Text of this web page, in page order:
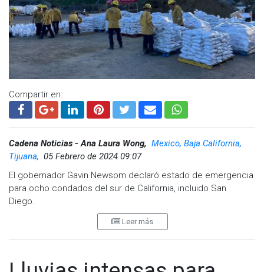
Compartir en:
Cadena Noticias - Ana Laura Wong, Mexico, Baja California,
Tijuana, 05 Febrero de 2024 09:07
El gobernador Gavin Newsom declaró estado de emergencia
para ocho condados del sur de California, incluido San
Diego.
La medida se produce cuando una serie de tormentas
Leer más